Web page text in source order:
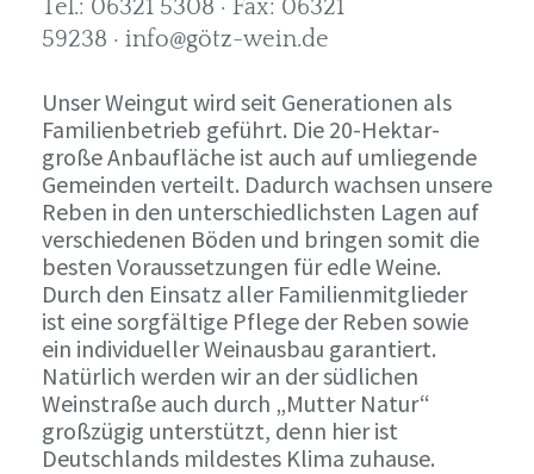
Tel.: 06321 5308 · Fax: 06321
59238 · info@götz-wein.de
Unser Weingut wird seit Generationen als
Familienbetrieb geführt. Die 20-Hektar-
große Anbaufläche ist auch auf umliegende
Gemeinden verteilt. Dadurch wachsen unsere
Reben in den unterschiedlichsten Lagen auf
verschiedenen Böden und bringen somit die
besten Voraussetzungen für edle Weine.
Durch den Einsatz aller Familienmitglieder
ist eine sorgfältige Pflege der Reben sowie
ein individueller Weinausbau garantiert.
Natürlich werden wir an der südlichen
Weinstraße auch durch „Mutter Natur“
großzügig unterstützt, denn hier ist
Deutschlands mildestes Klima zuhause.